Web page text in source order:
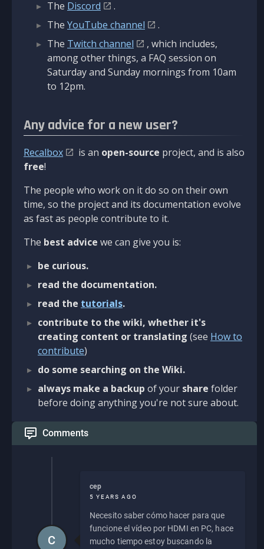
The Discord
.
The YouTube channel
.
The Twitch channel
, which includes,
among other things, a FAQ session on
Saturday and Sunday mornings from 10am
to 12pm.
Any advice for a new user?
Recalbox is an open-source project, and is also
free!
The people who work on it do so on their own
time, so the project and its documentation evolve
as fast as people contribute to it.
The best advice we can give you is:
be curious.
read the documentation.
read the tutorials.
contribute to the wiki, whether it's
creating content or translating (see How to
contribute)
do some searching on the Wiki.
always make a backup of your share folder
before doing anything you're not sure about.
Comments
cep
5 YEARS AGO
Necesito saber cómo hacer para que
funcione el vídeo por HDMI en PC, hace
mucho tiempo estoy buscando la
C